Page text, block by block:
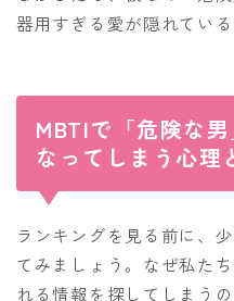
器用すぎる愛が隠れてい
MBTIで「危険な
なってしまう心理
ランキングを見る前に、
てみましょう。なぜ私た
れる情報を探してしまう